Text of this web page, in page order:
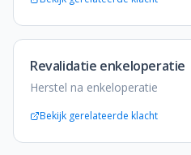
Revalidatie enkeloperatie
Herstel na enkeloperatie
Bekijk gerelateerde klacht